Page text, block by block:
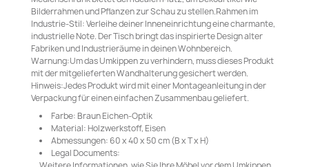
Bilderrahmen und Pflanzen zur Schau zu stellen.Rahmen im
Industrie-Stil: Verleihe deiner Inneneinrichtung eine charmante,
industrielle Note. Der Tisch bringt das inspirierte Design alter
Fabriken und Industrieräume in deinen Wohnbereich.
Warnung:Um das Umkippen zu verhindern, muss dieses Produkt
mit der mitgelieferten Wandhalterung gesichert werden.
Hinweis:Jedes Produkt wird mit einer Montageanleitung in der
Verpackung für einen einfachen Zusammenbau geliefert.
Farbe: Braun Eichen-Optik
Material: Holzwerkstoff, Eisen
Abmessungen: 60 x 40 x 50 cm (B x T x H)
Legal Documents: